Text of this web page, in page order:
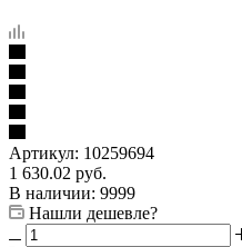
Артикул: 10259694
1 630.02 руб.
В наличии: 9999
Нашли дешевле?